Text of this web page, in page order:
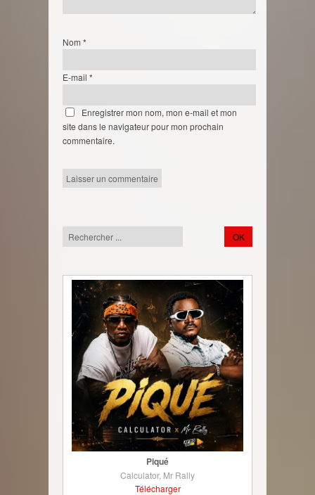
Nom *
E-mail *
Enregistrer mon nom, mon e-mail et mon
site dans le navigateur pour mon prochain
commentaire.
Piqué
Calculator, Mr Rally
Télécharger